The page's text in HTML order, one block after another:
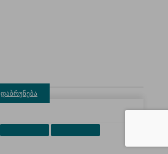
დაბრუნება